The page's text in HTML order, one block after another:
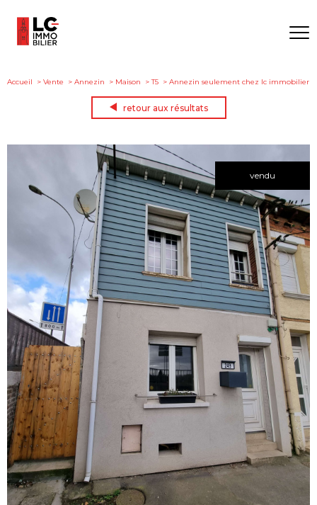
Accueil Vente Annezin Maison T5 Annezin seulement chez lc immobilier
retour aux résultats
vendu